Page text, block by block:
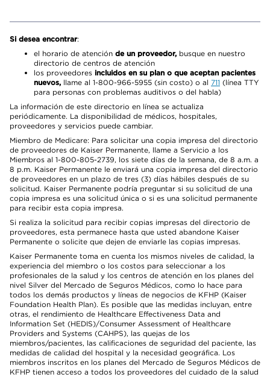
Si desea encontrar:
el horario de atención de un proveedor, busque en nuestro
directorio de centros de atención
los proveedores incluidos en su plan o que aceptan pacientes
nuevos, llame al 1-800-966-5955 (sin costo) o al 711 (línea TTY
para personas con problemas auditivos o del habla)
La información de este directorio en línea se actualiza
periódicamente. La disponibilidad de médicos, hospitales,
proveedores y servicios puede cambiar.
Miembro de Medicare: Para solicitar una copia impresa del directorio
de proveedores de Kaiser Permanente, llame a Servicio a los
Miembros al 1-800-805-2739, los siete días de la semana, de 8 a.m. a
8 p.m. Kaiser Permanente le enviará una copia impresa del directorio
de proveedores en un plazo de tres (3) días hábiles después de su
solicitud. Kaiser Permanente podría preguntar si su solicitud de una
copia impresa es una solicitud única o si es una solicitud permanente
para recibir esta copia impresa.
Si realiza la solicitud para recibir copias impresas del directorio de
proveedores, esta permanece hasta que usted abandone Kaiser
Permanente o solicite que dejen de enviarle las copias impresas.
Kaiser Permanente toma en cuenta los mismos niveles de calidad, la
experiencia del miembro o los costos para seleccionar a los
profesionales de la salud y los centros de atención en los planes del
nivel Silver del Mercado de Seguros Médicos, como lo hace para
todos los demás productos y líneas de negocios de KFHP (Kaiser
Foundation Health Plan). Es posible que las medidas incluyan, entre
otras, el rendimiento de Healthcare Effectiveness Data and
Information Set (HEDIS)/Consumer Assessment of Healthcare
Providers and Systems (CAHPS), las quejas de los
miembros/pacientes, las calificaciones de seguridad del paciente, las
medidas de calidad del hospital y la necesidad geográfica. Los
miembros inscritos en los planes del Mercado de Seguros Médicos de
KFHP tienen acceso a todos los proveedores del cuidado de la salud